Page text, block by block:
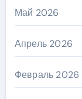
Май 2026
Апрель 2026
Февраль 2026